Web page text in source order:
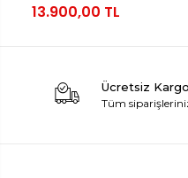
13.900,00 TL
Ücretsiz Kargo
Tüm